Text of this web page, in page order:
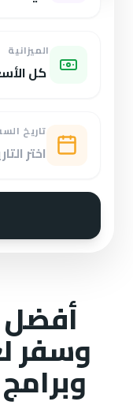
الميزانية
تاريخ
وسفر